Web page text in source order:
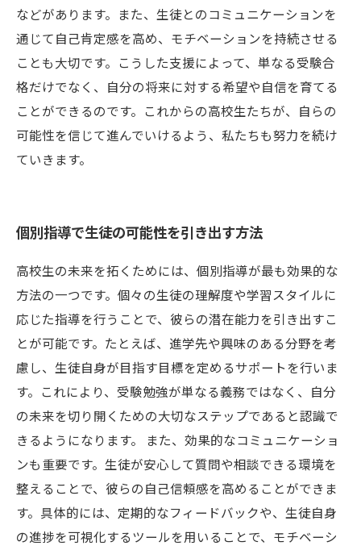
などがあります。また、生徒とのコミュニケーションを
通じて自己肯定感を高め、モチベーションを持続させる
ことも大切です。こうした支援によって、単なる受験合
格だけでなく、自分の将来に対する希望や自信を育てる
ことができるのです。これからの高校生たちが、自らの
可能性を信じて進んでいけるよう、私たちも努力を続け
ていきます。
個別指導で生徒の可能性を引き出す方法
高校生の未来を拓くためには、個別指導が最も効果的な
方法の一つです。個々の生徒の理解度や学習スタイルに
応じた指導を行うことで、彼らの潜在能力を引き出すこ
とが可能です。たとえば、進学先や興味のある分野を考
慮し、生徒自身が目指す目標を定めるサポートを行いま
す。これにより、受験勉強が単なる義務ではなく、自分
の未来を切り開くための大切なステップであると認識で
きるようになります。 また、効果的なコミュニケーショ
ンも重要です。生徒が安心して質問や相談できる環境を
整えることで、彼らの自己信頼感を高めることができま
す。具体的には、定期的なフィードバックや、生徒自身
の進捗を可視化するツールを用いることで、モチベーシ